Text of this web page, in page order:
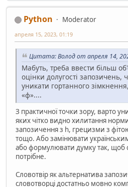
Python
Moderator
апреля 15, 2023, 01:19
Цитата: Волод от апреля 14,
Мабуть, треба ввести більш
оцінки долугості запозичень,
уникати гортанного
«ф»....
З практичної точки зору, варто
яких чітко видно хилитання
запозичення з h, грецизми з
тощо. Або замінювати
або формулювати думку так, щоб
потрібне.
Словотвір як альтернатива
словотворці достатньо мовно